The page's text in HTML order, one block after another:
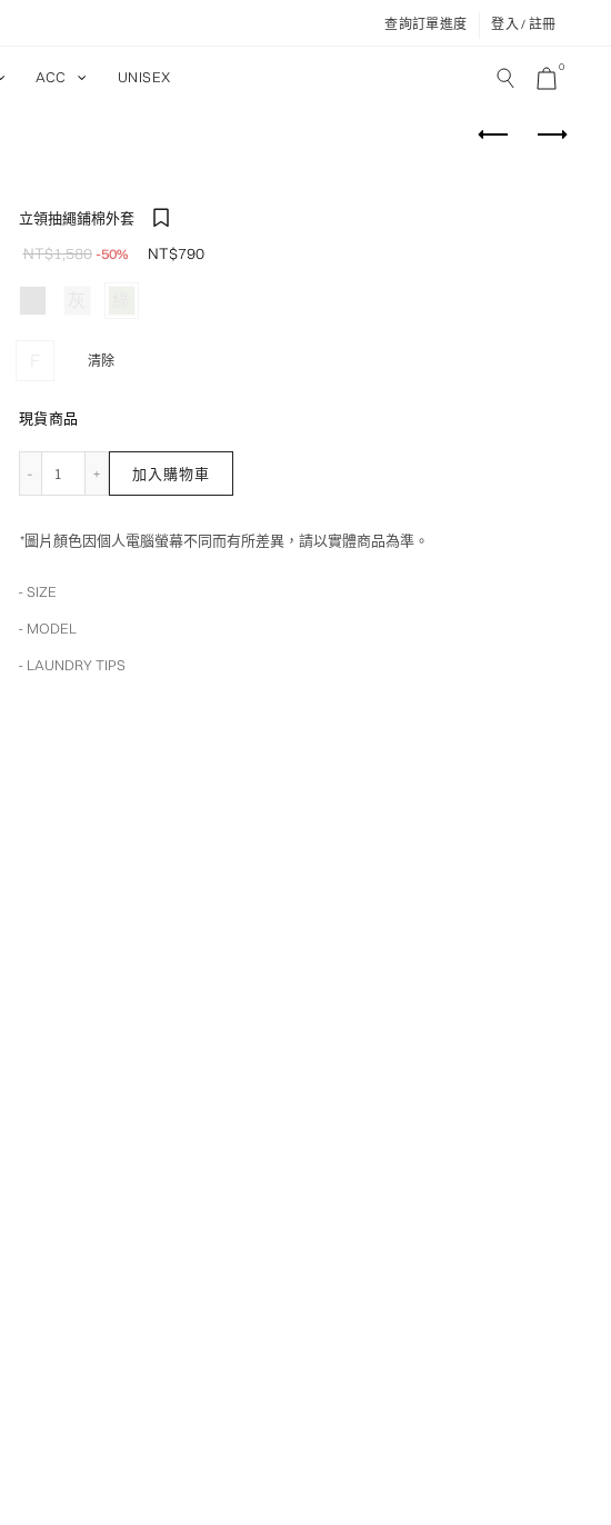
查詢訂單進度 登入 / 註冊
ACC UNISEX
0
立領抽繩鋪棉外套
NT$1,580 -50% NT$790
清除
現貨商品
立領抽繩鋪棉外套 數量
加入購物車
*圖片顏色因個人電腦螢幕不同而有所差異，請以實體商品為準。
- SIZE
- MODEL
- LAUNDRY TIPS